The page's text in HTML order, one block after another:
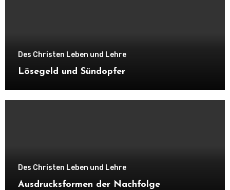
Des Christen Leben und Lehre
Lösegeld und Sündopfer
Des Christen Leben und Lehre
Ausdrucksformen der Nachfolge